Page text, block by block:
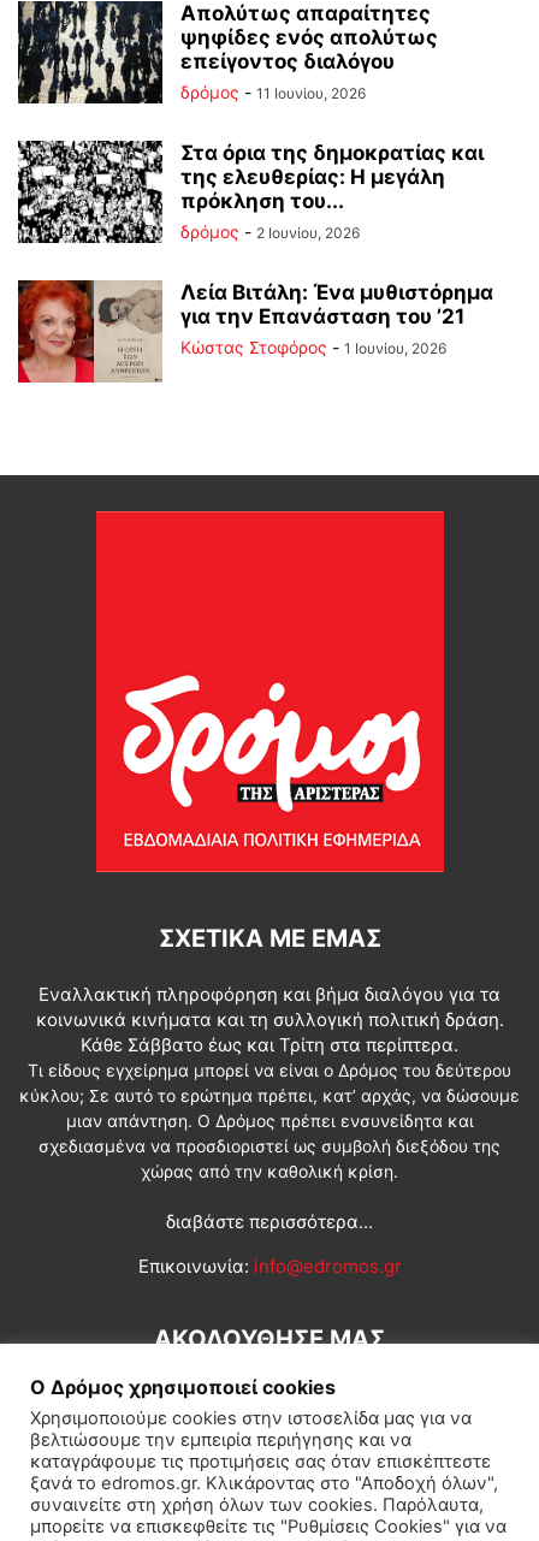
Απολύτως απαραίτητες
ψηφίδες ενός απολύτως
επείγοντος διαλόγου
δρόμος - 11 Ιουνίου, 2026
Στα όρια της δημοκρατίας και
της ελευθερίας: Η μεγάλη
πρόκληση του...
δρόμος - 2 Ιουνίου, 2026
Λεία Βιτάλη: Ένα μυθιστόρημα
για την Επανάσταση του ’21
Κώστας Στοφόρος - 1 Ιουνίου, 2026
ΣΧΕΤΙΚΆ ΜΕ ΕΜΆΣ
Εναλλακτική πληροφόρηση και βήμα διαλόγου για τα
κοινωνικά κινήματα και τη συλλογική πολιτική δράση.
Κάθε Σάββατο έως και Τρίτη στα περίπτερα.
Τι είδους εγχείρημα μπορεί να είναι ο Δρόμος του δεύτερου
κύκλου; Σε αυτό το ερώτημα πρέπει, κατ’ αρχάς, να δώσουμε
μιαν απάντηση. Ο Δρόμος πρέπει ενσυνείδητα και
σχεδιασμένα να προσδιοριστεί ως συμβολή διεξόδου της
χώρας από την καθολική κρίση.
διαβάστε περισσότερα...
Επικοινωνία: info@edromos.gr
ΑΚΟΛΟΥΘΗΣΕ ΜΑΣ
Εγγραφή συνδρομητή Πολιτική Διεθνή Κοινωνία
Ο Δρόμος χρησιμοποιεί cookies
Χρησιμοποιούμε cookies στην ιστοσελίδα μας για να
βελτιώσουμε την εμπειρία περιήγησης και να
καταγράφουμε τις προτιμήσεις σας όταν επισκέπτεστε
ξανά το edromos.gr. Κλικάροντας στο "Αποδοχή όλων",
συναινείτε στη χρήση όλων των cookies. Παρόλαυτα,
μπορείτε να επισκεφθείτε τις "Ρυθμίσεις Cookies" για να